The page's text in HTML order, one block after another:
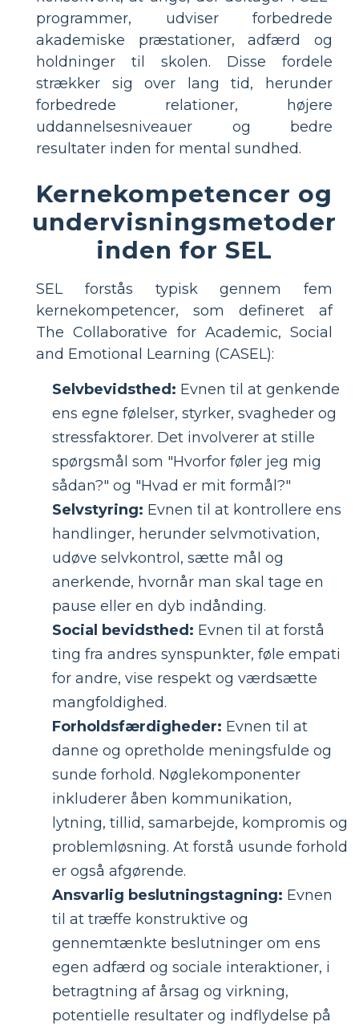
programmer, udviser forbedrede
akademiske præstationer, adfærd og
holdninger til skolen. Disse fordele
strækker sig over lang tid, herunder
forbedrede relationer, højere
uddannelsesniveauer og bedre
resultater inden for mental sundhed.
Kernekompetencer og
undervisningsmetoder
inden for SEL
SEL forstås typisk gennem fem
kernekompetencer, som defineret af
The Collaborative for Academic, Social
and Emotional Learning (CASEL):
Selvbevidsthed: Evnen til at genkende
ens egne følelser, styrker, svagheder og
stressfaktorer. Det involverer at stille
spørgsmål som "Hvorfor føler jeg mig
sådan?" og "Hvad er mit formål?"
Selvstyring: Evnen til at kontrollere ens
handlinger, herunder selvmotivation,
udøve selvkontrol, sætte mål og
anerkende, hvornår man skal tage en
pause eller en dyb indånding.
Social bevidsthed: Evnen til at forstå
ting fra andres synspunkter, føle empati
for andre, vise respekt og værdsætte
mangfoldighed.
Forholdsfærdigheder: Evnen til at
danne og opretholde meningsfulde og
sunde forhold. Nøglekomponenter
inkluderer åben kommunikation,
lytning, tillid, samarbejde, kompromis og
problemløsning. At forstå usunde forhold
er også afgørende.
Ansvarlig beslutningstagning: Evnen
til at træffe konstruktive og
gennemtænkte beslutninger om ens
egen adfærd og sociale interaktioner, i
betragtning af årsag og virkning,
potentielle resultater og indflydelse på